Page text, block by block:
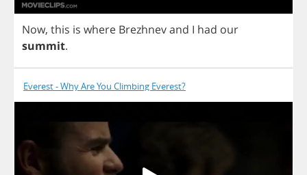
Now, this is where Brezhnevand I had our
summit.
Everest - Why Are You Climbing Everest?